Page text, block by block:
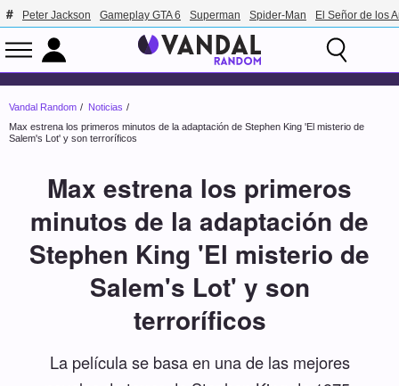
Peter Jackson Gameplay GTA 6 Superman Spider-Man El Señor de los
Vandal Random
Noticias
Max estrena los primeros minutos de la adaptación de Stephen King 'El misterio de
Salem's Lot' y son terroríficos
Max estrena los primeros
minutos de la adaptación de
Stephen King 'El misterio de
Salem's Lot' y son
terroríficos
La película se basa en una de las mejores